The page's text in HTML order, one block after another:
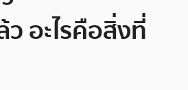
ว อะไรคือสิ่งที่